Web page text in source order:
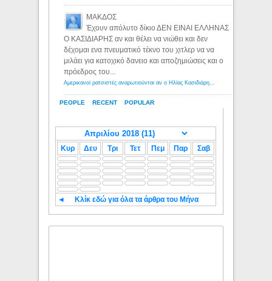
PEOPLE RECENT POPULAR
ΜΑΚΔΟΣ
Έχουν απόλυτο δίκιο ΔΕΝ ΕΙΝΑΙ ΕΛΛΗΝΑΣ
Ο ΚΑΣΙΔΙΑΡΗΣ αν και θέλει να νιώθει και δεν
δέχομαι ενα πνευματικό τέκνο του χιτλερ να να
μιλάει για κατοχικό δανειο και αποζημιώσεις και ο
πρόεδρος του...
Αμερικανοί ρατσιστές αναρωτιούνται αν ο Ηλίας Κασιδιάρης ανήκει στη λευκή φυλή... - Λόγιος Ερμής
Κυρ Δευ Τρι Τετ Πεμ Παρ Σαβ
◄ Κλίκ εδώ για όλα τα άρθρα του Μήνα